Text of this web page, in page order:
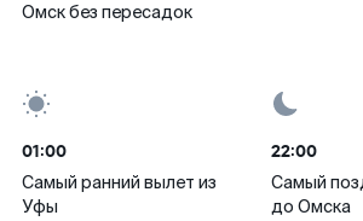
Омск без пересадок
01:00
Самый ранний вылет из
Уфы
22:00
Самый
до Омска